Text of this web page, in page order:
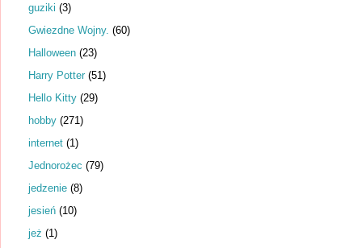
guziki (3)
Gwiezdne Wojny. (60)
Halloween (23)
Harry Potter (51)
Hello Kitty (29)
hobby (271)
internet (1)
Jednorożec (79)
jedzenie (8)
jesień (10)
jeż (1)